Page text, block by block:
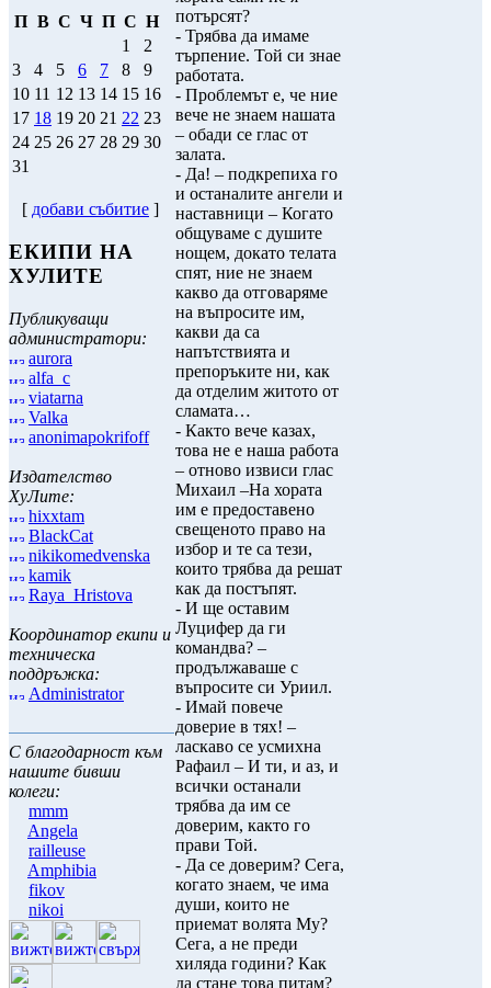
П В С Ч П С Н
1
2
3
4 5 6 7 8
9
10 11 12 13 14 15 16
17 18 19 20 21 22 23
24 25 26 27 28 29 30
31
[ добави събитие ]
ЕКИПИ НА
ХУЛИТЕ
Публикуващи
администратори:
aurora
alfa_c
viatarna
Valka
anonimapokrifoff
Издателство
ХуЛите:
hixxtam
BlackCat
nikikomedvenska
kamik
Raya_Hristova
Координатор екипи и
техническа
поддръжка:
Administrator
С благодарност към
нашите бивши
колеги:
mmm
Angela
railleuse
Amphibia
fikov
nikoi
потърсят?
- Трябва да имаме
търпение. Той си знае
работата.
- Проблемът е, че ние
вече не знаем нашата
– обади се глас от
залата.
- Да! – подкрепиха го
и останалите ангели и
наставници – Когато
общуваме с душите
нощем, докато телата
спят, ние не знаем
какво да отговаряме
на въпросите им,
какви да са
напътствията и
препоръките ни, как
да отделим житото от
сламата…
- Както вече казах,
това не е наша работа
– отново извиси глас
Михаил –На хората
им е предоставено
свещеното право на
избор и те са тези,
които трябва да решат
как да постъпят.
- И ще оставим
Луцифер да ги
командва? –
продължаваше с
въпросите си Уриил.
- Имай повече
доверие в тях! –
ласкаво се усмихна
Рафаил – И ти, и аз, и
всички останали
трябва да им се
доверим, както го
прави Той.
- Да се доверим? Сега,
когато знаем, че има
души, които не
приемат волята Му?
Сега, а не преди
хиляда години? Как
да стане това питам?